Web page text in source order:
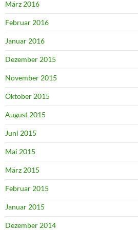
März 2016
Februar 2016
Januar 2016
Dezember 2015
November 2015
Oktober 2015
August 2015
Juni 2015
Mai 2015
März 2015
Februar 2015
Januar 2015
Dezember 2014